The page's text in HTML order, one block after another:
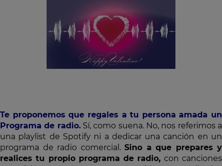
Te proponemos que regales a tu persona amada un
Programa de radio.Sí, como suena. No, nos referimos a
una playlist de Spotify ni a dedicar una canción en un
programa de radio comercial. Sino a que prepares y
realices tu propio programa de radio, con canciones